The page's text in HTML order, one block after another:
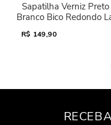
Sapatilha Verniz Preto
Branco Bico Redondo
R$ 149,90
RECEBA